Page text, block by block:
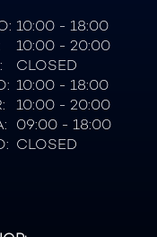
10:00 - 18:00
10:00 - 20:00
CLOSED
10:00 - 18:00
10:00 - 20:00
09:00 - 18:00
CLOSED